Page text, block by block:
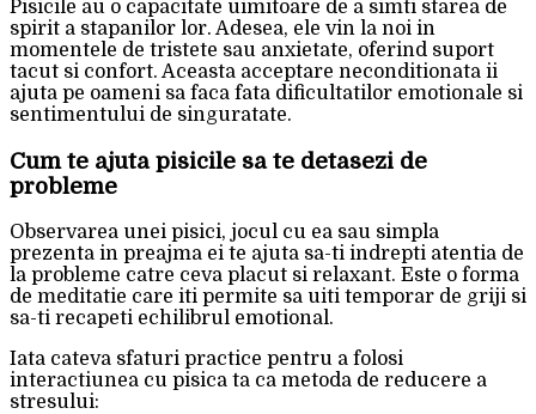
Pisicile au o capacitate uimitoare de a simti starea de
spirit a stapanilor lor. Adesea, ele vin la noi in
momentele de tristete sau anxietate, oferind suport
tacut si confort. Aceasta acceptare neconditionata ii
ajuta pe oameni sa faca fata dificultatilor emotionale si
sentimentului de singuratate.
Cum te ajuta pisicile sa te detasezi de
probleme
Observarea unei pisici, jocul cu ea sau simpla
prezenta in preajma ei te ajuta sa-ti indrepti atentia de
la probleme catre ceva placut si relaxant. Este o forma
de meditatie care iti permite sa uiti temporar de griji si
sa-ti recapeti echilibrul emotional.
Iata cateva sfaturi practice pentru a folosi
interactiunea cu pisica ta ca metoda de reducere a
stresului: